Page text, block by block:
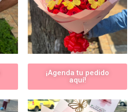
¡Agenda tu pedido
aquí!